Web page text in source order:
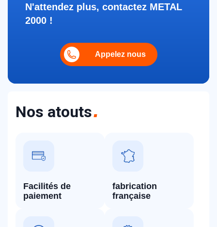
N'attendez plus, contactez METAL
2000 !
Appelez nous
Nos atouts
Facilités de
paiement
fabrication
française